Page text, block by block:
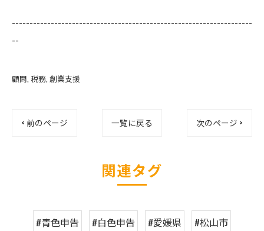
--------------------------------------------------------------------
--
顧問 税務 創業支援
< 前のページ 一覧に戻る 次のページ >
関連タグ
#青色申告 #白色申告 #愛媛県
#松山市